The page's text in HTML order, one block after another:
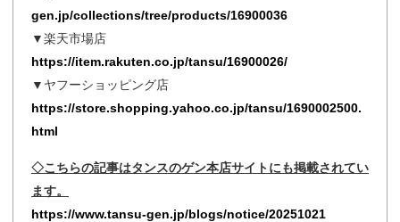
gen.jp/collections/tree/products/16900036
▼楽天市場店
https://item.rakuten.co.jp/tansu/16900026/
▼ヤフーショッピング店
https://store.shopping.yahoo.co.jp/tansu/1690002500.
html
◇こちらの記事はタンスのゲン本店サイトにも掲載されてい
ます。
https://www.tansu-gen.jp/blogs/notice/20251021